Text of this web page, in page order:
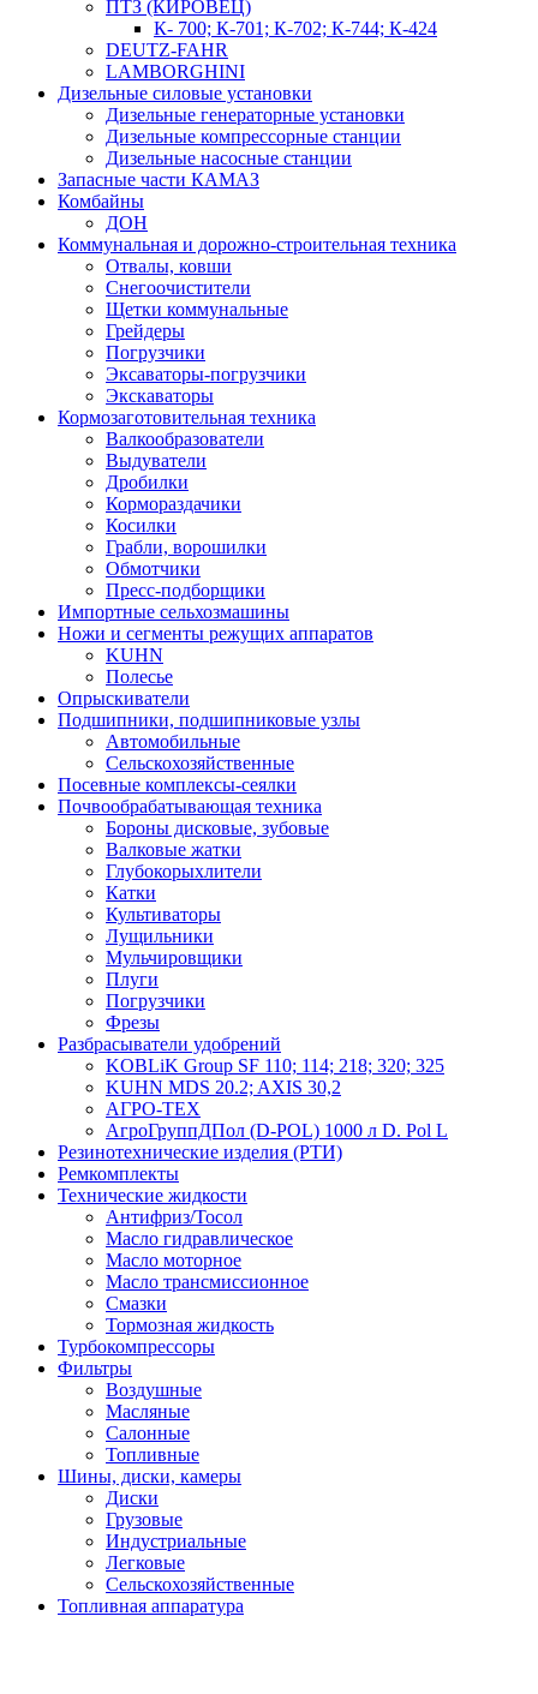
ПТЗ (КИРОВЕЦ)
К- 700; К-701; К-702; К-744; К-424
DEUTZ-FAHR
LAMBORGHINI
Дизельные силовые установки
Дизельные генераторные установки
Дизельные компрессорные станции
Дизельные насосные станции
Запасные части КАМАЗ
Комбайны
ДОН
Коммунальная и дорожно-строительная техника
Отвалы, ковши
Снегоочистители
Щетки коммунальные
Грейдеры
Погрузчики
Эксаваторы-погрузчики
Экскаваторы
Кормозаготовительная техника
Валкообразователи
Выдуватели
Дробилки
Кормораздачики
Косилки
Грабли, ворошилки
Обмотчики
Пресс-подборщики
Импортные сельхозмашины
Ножи и сегменты режущих аппаратов
KUHN
Полесье
Опрыскиватели
Подшипники, подшипниковые узлы
Автомобильные
Сельскохозяйственные
Посевные комплексы-сеялки
Почвообрабатывающая техника
Бороны дисковые, зубовые
Валковые жатки
Глубокорыхлители
Катки
Культиваторы
Лущильники
Мульчировщики
Плуги
Погрузчики
Фрезы
Разбрасыватели удобрений
KOBLiK Group SF 110; 114; 218; 320; 325
KUHN MDS 20.2; AXIS 30,2
АГРО-ТЕХ
АгроГруппДПол (D-POL) 1000 л D. Pol L
Резинотехнические изделия (РТИ)
Ремкомплекты
Технические жидкости
Антифриз/Тосол
Масло гидравлическое
Масло моторное
Масло трансмиссионное
Смазки
Тормозная жидкость
Турбокомпрессоры
Фильтры
Воздушные
Масляные
Салонные
Топливные
Шины, диски, камеры
Диски
Грузовые
Индустриальные
Легковые
Сельскохозяйственные
Топливная аппаратура